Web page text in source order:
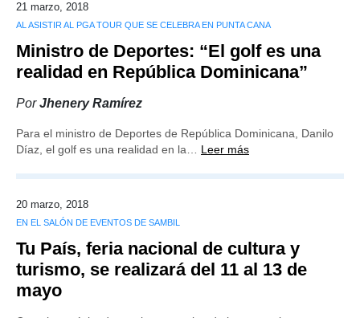
21 marzo, 2018
AL ASISTIR AL PGA TOUR QUE SE CELEBRA EN PUNTA CANA
Ministro de Deportes: “El golf es una
realidad en República Dominicana”
PorJhenery Ramírez
Para el ministro de Deportes de República Dominicana, Danilo
Díaz, el golf es una realidad en la… Leer más
20 marzo, 2018
EN EL SALÓN DE EVENTOS DE SAMBIL
Tu País, feria nacional de cultura y
turismo, se realizará del 11 al 13 de
mayo